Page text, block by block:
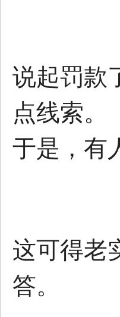
说起罚款
点线索。
于是，有
这可得老
答。